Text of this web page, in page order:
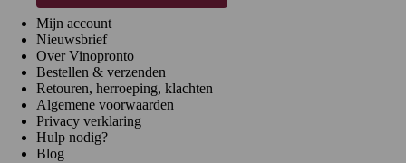
Mijn account
Nieuwsbrief
Over Vinopronto
Bestellen & verzenden
Retouren, herroeping, klachten
Algemene voorwaarden
Privacy verklaring
Hulp nodig?
Blog